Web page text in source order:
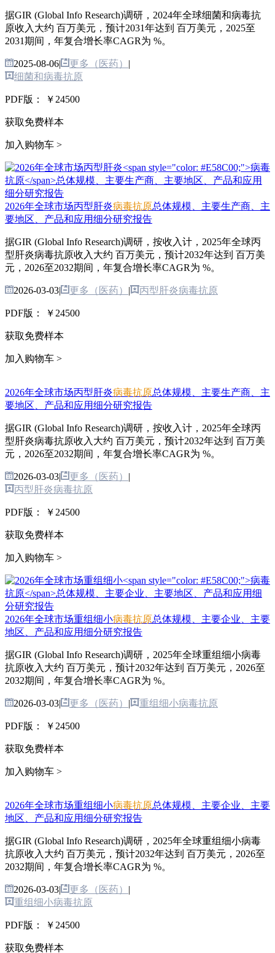
据GIR (Global Info Research)调研，2024年全球细菌和病毒抗
原收入大约 百万美元，预计2031年达到 百万美元，2025至
2031期间，年复合增长率CAGR为 %。
2025-08-06| 更多（医药） |
细菌和病毒抗原
PDF版： ￥24500
获取免费样本
加入购物车 >
2026年全球市场丙型肝炎病毒抗原总体规模、主要生产商、主
要地区、产品和应用细分研究报告
据GIR (Global Info Research)调研，按收入计，2025年全球丙
型肝炎病毒抗原收入大约 百万美元，预计2032年达到 百万美
元，2026至2032期间，年复合增长率CAGR为 %。
2026-03-03| 更多（医药） | 丙型肝炎病毒抗原
PDF版： ￥24500
获取免费样本
加入购物车 >
2026年全球市场丙型肝炎病毒抗原总体规模、主要生产商、主
要地区、产品和应用细分研究报告
据GIR (Global Info Research)调研，按收入计，2025年全球丙
型肝炎病毒抗原收入大约 百万美元，预计2032年达到 百万美
元，2026至2032期间，年复合增长率CAGR为 %。
2026-03-03| 更多（医药） |
丙型肝炎病毒抗原
PDF版： ￥24500
获取免费样本
加入购物车 >
2026年全球市场重组细小病毒抗原总体规模、主要企业、主要
地区、产品和应用细分研究报告
据GIR (Global Info Research)调研，2025年全球重组细小病毒
抗原收入大约 百万美元，预计2032年达到 百万美元，2026至
2032期间，年复合增长率CAGR为 %。
2026-03-03| 更多（医药） | 重组细小病毒抗原
PDF版： ￥24500
获取免费样本
加入购物车 >
2026年全球市场重组细小病毒抗原总体规模、主要企业、主要
地区、产品和应用细分研究报告
据GIR (Global Info Research)调研，2025年全球重组细小病毒
抗原收入大约 百万美元，预计2032年达到 百万美元，2026至
2032期间，年复合增长率CAGR为 %。
2026-03-03| 更多（医药） |
重组细小病毒抗原
PDF版： ￥24500
获取免费样本